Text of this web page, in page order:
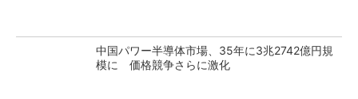
中国パワー半導体市場、35年に3兆2742億円規
模に 価格競争さらに激化